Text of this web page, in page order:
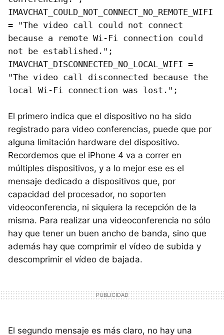
IMAVCHAT_COULD_NOT_CONNECT_NO_REMOTE_WIFI
= "The video call could not connect
because a remote Wi-Fi connection could
not be established.";
IMAVCHAT_DISCONNECTED_NO_LOCAL_WIFI =
"The video call disconnected because the
local Wi-Fi connection was lost.";
El primero indica que el dispositivo no ha sido
registrado para video conferencias, puede que por
alguna limitación hardware del dispositivo.
Recordemos que el iPhone 4 va a correr en
múltiples dispositivos, y a lo mejor ese es el
mensaje dedicado a dispositivos que, por
capacidad del procesador, no soporten
videoconferencia, ni siquiera la recepción de la
misma. Para realizar una videoconferencia no sólo
hay que tener un buen ancho de banda, sino que
además hay que comprimir el vídeo de subida y
descomprimir el vídeo de bajada.
El segundo mensaje es más claro, no hay una